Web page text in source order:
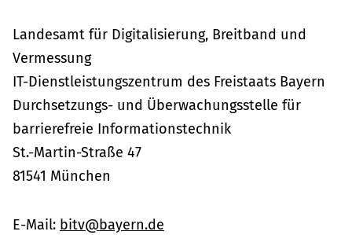
Landesamt für Digitalisierung, Breitband und
Vermessung
IT-Dienstleistungszentrum des Freistaats Bayern
Durchsetzungs- und Überwachungsstelle für
barrierefreie Informationstechnik
St.-Martin-Straße 47
81541 München
E-Mail: bitv@bayern.de